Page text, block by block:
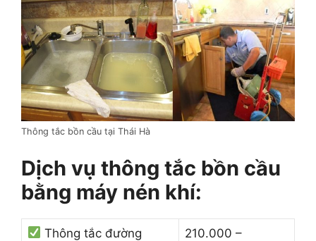
Thông tắc bồn cầu tại Thái Hà
Dịch vụ thông tắc bồn cầu
bằng máy nén khí:
Thông tắc đường
210.000 –